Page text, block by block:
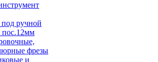
ручной
пос.12мм
фрезы
и